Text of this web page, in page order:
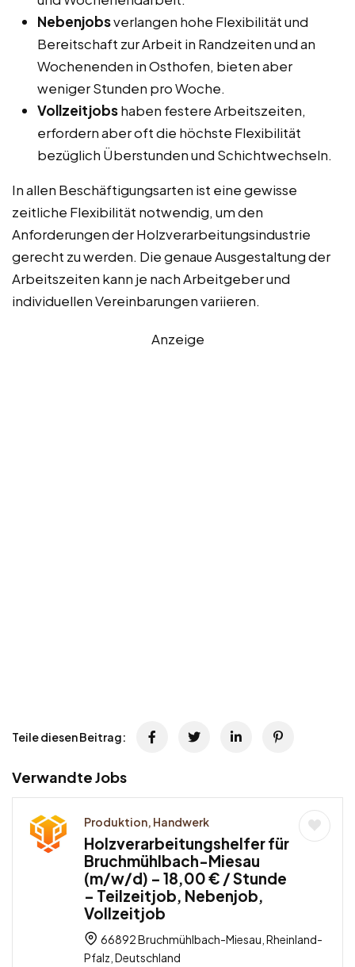
Nebenjobsverlangen hohe Flexibilität und
Bereitschaft zur Arbeit in Randzeiten und an
Wochenenden in Osthofen, bieten aber
weniger Stunden pro Woche.
Vollzeitjobshaben festere Arbeitszeiten,
erfordern aber oft die höchste Flexibilität
bezüglich Überstunden und Schichtwechseln.
In allen Beschäftigungsarten ist eine gewisse
zeitliche Flexibilität notwendig, um den
Anforderungen der Holzverarbeitungsindustrie
gerecht zu werden. Die genaue Ausgestaltung der
Arbeitszeiten kann je nach Arbeitgeber und
individuellen Vereinbarungen variieren.
Anzeige
Teile diesen Beitrag:
Verwandte Jobs
Produktion, Handwerk
Holzverarbeitungshelfer für
Bruchmühlbach-Miesau
(m/w/d) – 18,00 € / Stunde
– Teilzeitjob, Nebenjob,
Vollzeitjob
66892 Bruchmühlbach-Miesau, Rheinland-
Pfalz, Deutschland